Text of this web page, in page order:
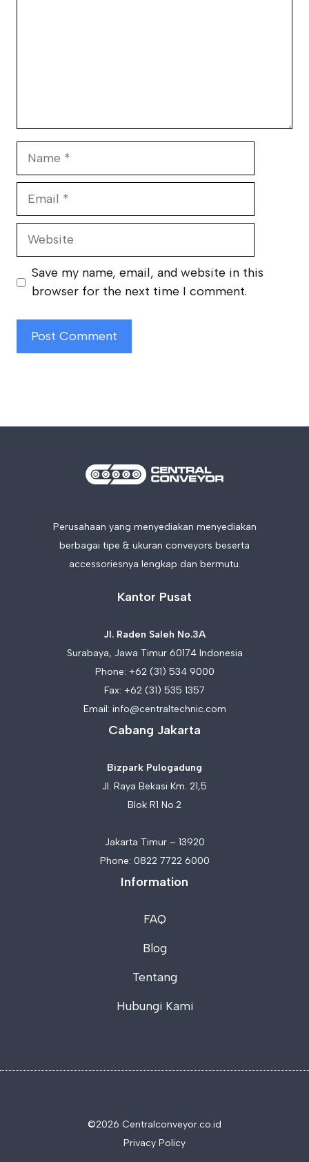
Website
Save my name, email, and website in this
browser for the next time I comment.
Perusahaan yang menyediakan menyediakan
berbagai tipe & ukuran conveyors beserta
accessoriesnya lengkap dan bermutu.
Kantor Pusat
Jl. Raden Saleh No.3A
Surabaya, Jawa Timur 60174 Indonesia
Phone: +62 (31) 534 9000
Fax: +62 (31) 535 1357
Email: info@centraltechnic.com
Cabang Jakarta
Bizpark Pulogadung
Jl. Raya Bekasi Km. 21,5
Blok R1 No.2
Jakarta Timur – 13920
Phone: 0822 7722 6000
Information
FAQ
Blog
Tentang
Hubungi Kami
©2026 Centralconveyor.co.id
Privacy Policy